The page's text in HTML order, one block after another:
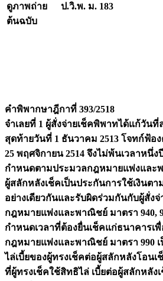
ดูภาพถ่าย
ต้นฉบับ
ป.วิ.พ. ม. 183
คำพิพากษาฎีกาที่ 393/2518
จำเลยที่ 1 ผู้สั่งจ่ายเช็คพิพาทได้แก้วันที่
สุดท้ายวันที่ 1 ธันวาคม 2513 โจทก์ฟ้อ
25 พฤศจิกายน 2514 จึงไม่พ้นเวลาหนึ่
กำหนดตามประมวลกฎหมายแพ่งและ
ผู้สลักหลังเช็คเป็นประกันการใช้เงินต
อย่างเดียวกันและรับผิดร่วมกันกับผู้สั่ง
กฎหมายแพ่งและพาณิชย์ มาตรา 940,
กำหนดเวลาที่ต้องยื่นเช็คแก่ธนาคารเ
กฎหมายแพ่งและพาณิชย์ มาตรา 990 เ
ไล่เบี้ยของผู้ทรงเช็คต่อผู้สลักหลังโอน
ที่ผู้ทรงเช็คใช้สิทธิไล่ เบี้ยต่อผู้สลักหลัง